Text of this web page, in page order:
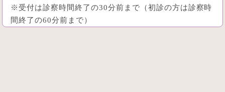
※受付は診察時間終了の30分前まで（初診の方は診察時
間終了の60分前まで）